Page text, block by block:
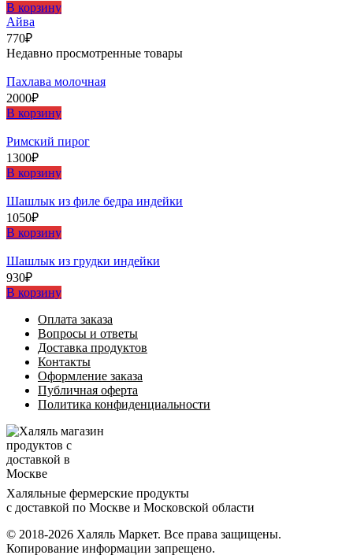
В корзину
Айва
770₽
Недавно просмотренные товары
Пахлава молочная
2000₽
В корзину
Римский пирог
1300₽
В корзину
Шашлыĸ из филе бедра индейĸи
1050₽
В корзину
Шашлыĸ из грудĸи индейĸи
930₽
В корзину
Оплата заказа
Вопросы и ответы
Доставка продуктов
Контакты
Оформление заказа
Публичная оферта
Политика конфиденциальности
Халяльные фермерские продукты
с доставкой по Москве и Московской области
© 2018-2026 Халяль Маркет. Все права защищены.
Копирование информации запрещено.